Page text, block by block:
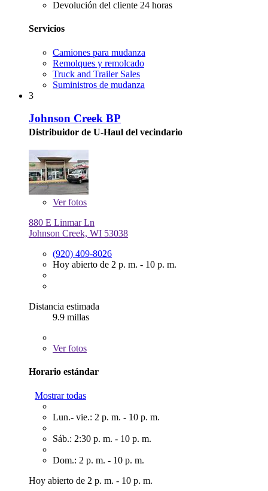
Devolución del cliente 24 horas
Servicios
Camiones para mudanza
Remolques y remolcado
Truck and Trailer Sales
Suministros de mudanza
3
Johnson Creek BP
Distribuidor de U-Haul del vecindario
Verfotos
880 E Linmar Ln
Johnson Creek, WI 53038
(920) 409-8026
Hoy abierto de 2 p. m. - 10 p. m.
Distancia estimada
9.9 millas
Verfotos
Horario estándar
Mostrar todas
Lun.- vie.: 2 p. m. - 10 p. m.
Sáb.: 2:30 p. m. - 10 p. m.
Dom.: 2 p. m. - 10 p. m.
Hoy abierto de 2 p. m. - 10 p. m.